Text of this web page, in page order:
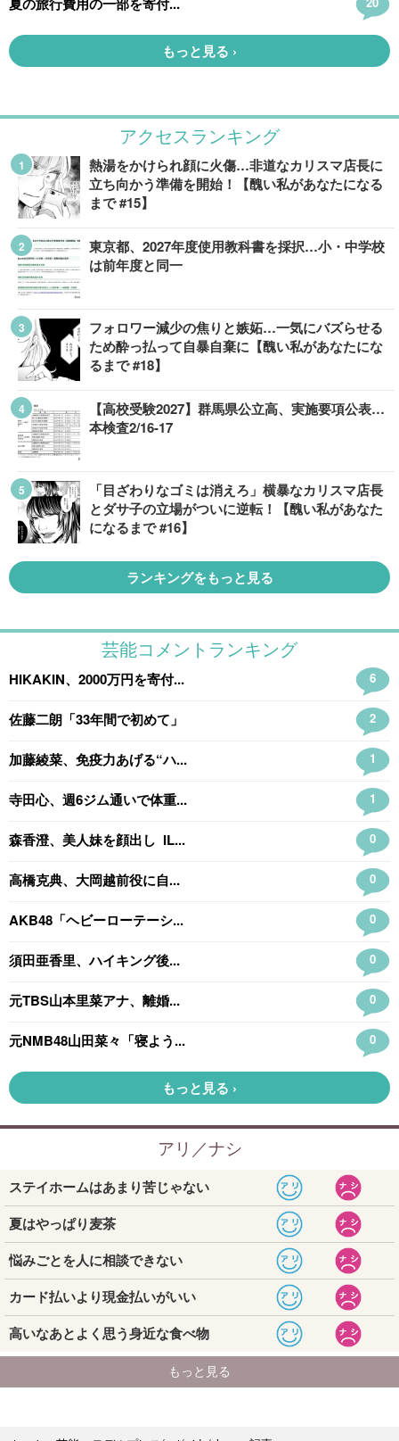
アクセスランキング
熱湯をかけられ顔に火傷…非道なカリスマ店長に
立ち向かう準備を開始！【醜い私があなたになる
まで #15】
東京都、2027年度使用教科書を採択…小・中学校
は前年度と同一
フォロワー減少の焦りと嫉妬…一気にバズらせる
ため酔っ払って自暴自棄に【醜い私があなたにな
るまで #18】
【高校受験2027】群馬県公立高、実施要項公表…
本検査2/16-17
「目ざわりなゴミは消えろ」横暴なカリスマ店長
とダサ子の立場がついに逆転！【醜い私があなた
になるまで #16】
ランキングをもっと見る